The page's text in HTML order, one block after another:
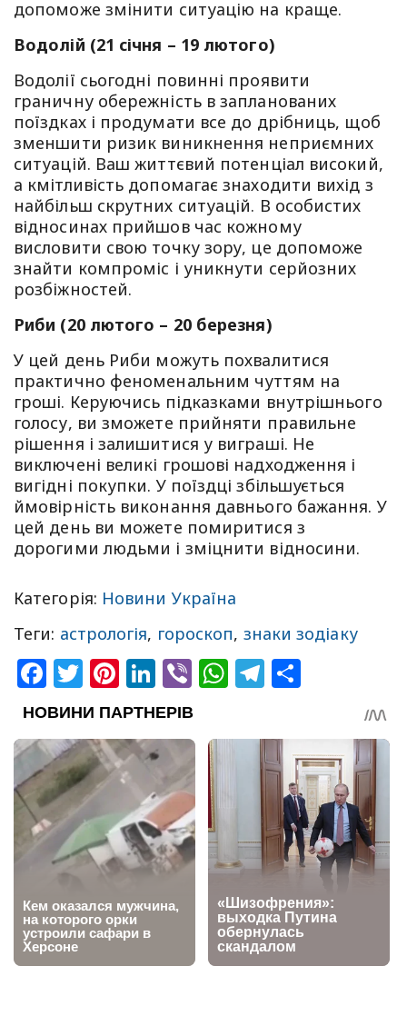
допоможе змінити ситуацію на краще.
Водолій (21 січня – 19 лютого)
Водолії сьогодні повинні проявити
граничну обережність в запланованих
поїздках і продумати все до дрібниць, щоб
зменшити ризик виникнення неприємних
ситуацій. Ваш життєвий потенціал високий,
а кмітливість допомагає знаходити вихід з
найбільш скрутних ситуацій. В особистих
відносинах прийшов час кожному
висловити свою точку зору, це допоможе
знайти компроміс і уникнути серйозних
розбіжностей.
Риби (20 лютого – 20 березня)
У цей день Риби можуть похвалитися
практично феноменальним чуттям на
гроші. Керуючись підказками внутрішнього
голосу, ви зможете прийняти правильне
рішення і залишитися у виграші. Не
виключені великі грошові надходження і
вигідні покупки. У поїздці збільшується
ймовірність виконання давнього бажання. У
цей день ви можете помиритися з
дорогими людьми і зміцнити відносини.
Категорія: Новини Україна
Теги: астрологія, гороскоп, знаки зодіаку
Facebook
Twitter
Pinterest
LinkedIn
ViberWhatsApp
Telegram